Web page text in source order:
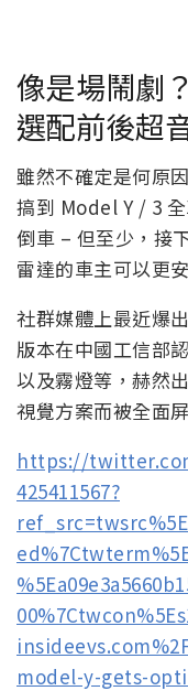
像是場鬧劇
選配前後超
雖然不確定是何原
搞到 Model Y / 3
倒車 – 但至少，接
雷達的車主可以更
社群媒體上最近爆
版本在中國工信部
以及霧燈等，赫然
視覺方案而被全面
https://
425411567?
model-y-gets-